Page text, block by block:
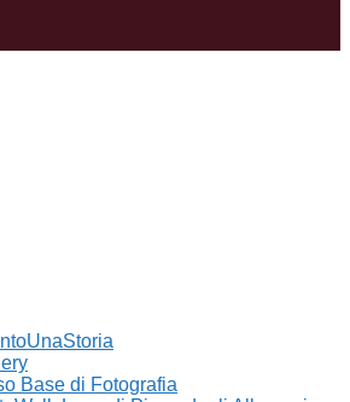
Sportiva Culturale
Base di Fotografia